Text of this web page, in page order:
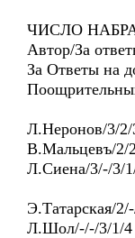
ЧИСЛО
Автор/За
За Ответы на
Л.Неронов/3/
В.Мальцевъ/2/
Л.Сиена/3/-/3/
Э.Татарская/
Л.Шол/-/-/3/1/4